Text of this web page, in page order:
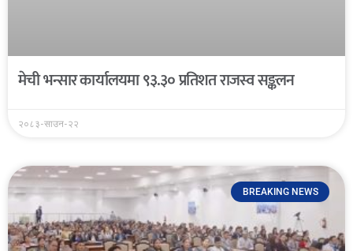
मेची भन्सार कार्यालयमा ९३.३० प्रतिशत राजस्व सङ्कलन
२०८३-साउन-२२
BREAKING NEWS